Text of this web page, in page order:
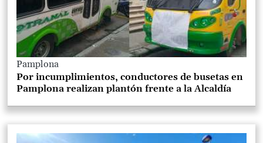
Pamplona
Por incumplimientos, conductores de busetas en
Pamplona realizan plantón frente a la Alcaldía